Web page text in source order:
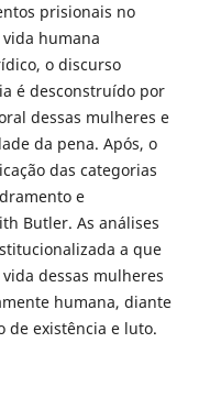
prisionais no
humana
o discurso
é desconstruído por
dessas mulheres e
da pena. Após, o
das categorias
e
Butler. As análises
a que
dessas mulheres
humana, diante
de existência e luto.